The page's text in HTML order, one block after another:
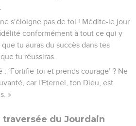
s'éloigne pas de toi ! Médite-le jour
conformément à tout ce qui y
tu auras du succès dans tes
tu réussiras.
: ‘Fortifie-toi et prends courage’ ? Ne
car l'Eternel, ton Dieu, est
»
traversée du Jourdain